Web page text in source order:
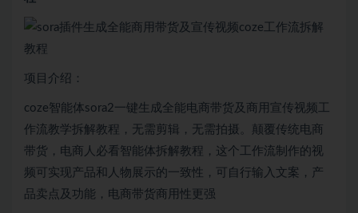
项目介绍：
coze智能体sora2一键生成全能电商带货及商用宣传视频工
作流教学拆解教程，无需剪辑，无需拍摄。颠覆传统电商
带货，电商人必看智能体拆解教程，这个工作流制作的视
频可实现产品和人物展示的一致性，可自行输入文案，产
品卖点及功能，电商带货商用性更强